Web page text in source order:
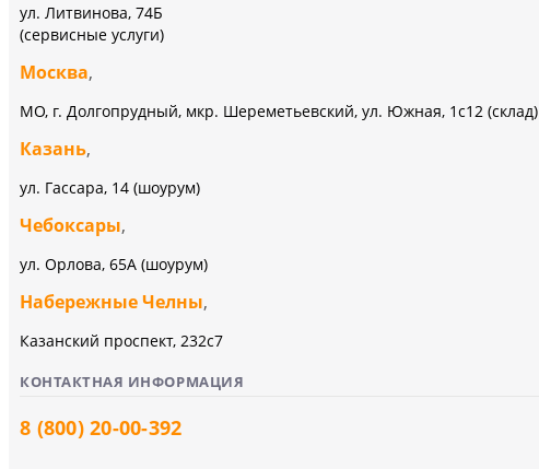
ул. Литвинова, 74Б
(сервисные услуги)
Москва,
МО, г. Долгопрудный, мкр. Шереметьевский, ул. Южная, 1с12 (склад)
Казань,
ул. Гассара, 14 (шоурум)
Чебоксары,
ул. Орлова, 65А (шоурум)
Набережные Челны,
Казанский проспект, 232c7
КОНТАКТНАЯ ИНФОРМАЦИЯ
8 (800) 20-00-392